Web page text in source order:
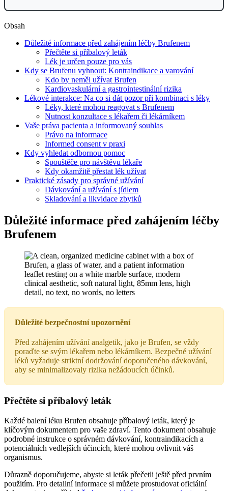
Obsah
Důležité informace před zahájením léčby Brufenem
Přečtěte si příbalový leták
Lék je určen pouze pro vás
Kdy se Brufenu vyhnout: Kontraindikace a varování
Kdo by neměl užívat Brufen
Kardiovaskulární a gastrointestinální rizika
Lékové interakce: Na co si dát pozor při kombinaci s léky
Léky, které mohou reagovat s Brufenem
Nutnost konzultace s lékařem či lékárníkem
Vaše práva pacienta a informovaný souhlas
Právo na informace
Informed consent v praxi
Kdy vyhledat odbornou pomoc
Spouštěče pro návštěvu lékaře
Kdy okamžitě přestat lék užívat
Praktické zásady pro správné užívání
Dávkování a užívání s jídlem
Skladování a likvidace zbytků
Důležité informace před zahájením léčby
Brufenem
Důležité bezpečnostní upozornění
Před zahájením užívání analgetik, jako je Brufen, se vždy
poraďte se svým lékařem nebo lékárníkem. Bezpečné užívání
léků vyžaduje striktní dodržování doporučeného dávkování,
aby se minimalizovaly rizika nežádoucích účinků.
Přečtěte si příbalový leták
Každé balení léku Brufen obsahuje příbalový leták, který je
klíčovým dokumentem pro vaše zdraví. Tento dokument obsahuje
podrobné instrukce o správném dávkování, kontraindikacích a
potenciálních vedlejších účincích, které mohou ovlivnit váš
organismus.
Důrazně doporučujeme, abyste si leták přečetli ještě před prvním
použitím. Pro detailní informace si můžete prostudovat oficiální